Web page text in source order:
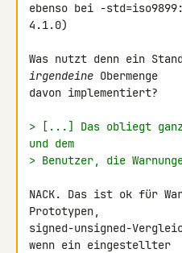
ebenso bei -
4.1.0)
irgendeine Obermenge
davon implementiert?
> [...] Das obliegt
und dem
> Benutzer, die
NACK. Das ist ok für
Prototypen,
signed-unsigned-
wenn ein eingestellter